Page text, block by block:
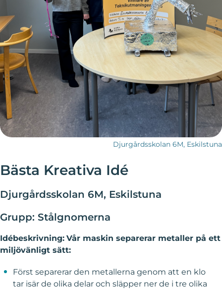
Djurgårdsskolan 6M, Eskilstuna
Bästa Kreativa Idé
Djurgårdsskolan 6M, Eskilstuna
Grupp: Stålgnomerna
Idébeskrivning: Vår maskin separerar metaller på ett
miljövänligt sätt:
Först separerar den metallerna genom att en klo
tar isär de olika delar och släpper ner de i tre olika